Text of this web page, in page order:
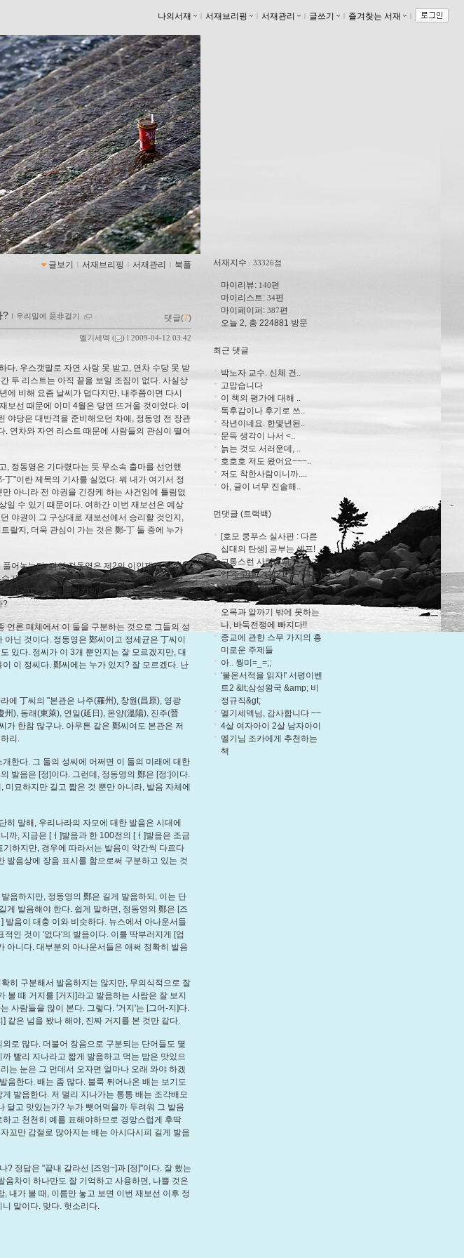
나의서재 ｌ 서재브리핑 ｌ 서재관리 ｌ 글쓰기 ｌ 즐겨찾는 서재 ｌ
글보기 ｌ 서재브리핑 서재관리 북플
? ｌ 우리말에 是非걸기 댓글(7)
멜기세덱 ( ) l 2009-04-12 03:42
다. 우스갯말로 자연 사랑 못 받고, 연차 수당 못 받
두 리스트는 아직 끝을 보일 조짐이 없다. 사실상
에 비해 요즘 날씨가 덥다지만, 내주쯤이면 다시
보선 때문에 이미 4월은 당연 뜨거울 것이었다. 이
야당은 대반격을 준비해오던 차에, 정동영 전 장관
연차와 자연 리스트 때문에 사람들의 관심이 떨어
, 정동영은 기다렸다는 듯 무소속 출마를 선언했
"이란 제목의 기사를 실었다. 뭐 내가 여기서 정
아니라 전 야권을 긴장케 하는 사건임에 틀림없
일 수 있기 때문이다. 여하간 이번 재보선은 예상
야권이 그 구상대로 재보선에서 승리할 것인지,
릴지, 더욱 관심이 가는 것은 鄭-丁 둘 중에 누가
어놓는다. 과연 정동영은 제2의 이인제가 될 것인
가 통할 것인가? 등등. 이번 재보선 결과에 따라
이 크다. 두 거물 정치인의 향후 정치생명이 걸렸
?
언론 매체에서 이 둘을 구분하는 것으로 그들의 성
닌 것이다. 정동영은 鄭씨이고 정세균은 丁씨이
있다. 정씨가 이 3개 뿐인지는 잘 모르겠지만, 대
이 정씨다. 鄭씨에는 누가 있지? 잘 모르겠다. 난
에 丁씨의 "본관은 나주(羅州), 창원(昌原), 영광
), 동래(東萊), 연일(延日), 온양(溫陽), 진주(晉
가 한참 많구나. 아무튼 같은 鄭씨여도 본관은 저
리.
한다. 그 둘의 성씨에 어쩌면 이 둘의 미래에 대한
발음은 [정]이다. 그런데, 정동영의 鄭은 [정:]이다.
묘하지만 길고 짧은 것 뿐만 아니라, 발음 자체에
히 말해, 우리나라의 자모에 대한 발음은 시대에
까, 지금은 [ㅓ]발음과 한 100전의 [ㅓ]발음은 조금
하지만, 경우에 따라서는 발음이 약간씩 다르다
발음상에 장음 표시를 함으로써 구분하고 있는 것
음하지만, 정동영의 鄭은 길게 발음하되, 이는 단
게 발음해야 한다. 쉽게 말하면, 정동영의 鄭은 [즈
발음이 대충 이와 비슷하다. 뉴스에서 아나운서들
인 것이 '없다'의 발음이다. 이를 딱부러지게 [업
아니다. 대부분의 아나운서들은 애써 정확히 발음
히 구분해서 발음하지는 않지만, 무의식적으로 잘
볼 때 거지를 [거지]라고 발음하는 사람은 잘 보지
사람들을 많이 본다. 그렇다. '거지'는 [그어-지]다.
같은 넘을 봤나 해야, 진짜 거지를 본 것만 같다.
로 많다. 더불어 장음으로 구분되는 단어들도 몇
빨리 지나라고 짧게 발음하고 먹는 밤은 맛있으
는 눈은 그 먼데서 오자면 얼마나 오래 와야 하겠
음한다. 배는 좀 많다. 불룩 튀어나온 배는 보기도
발음한다. 저 멀리 지나가는 통통 배는 조각배모
달고 맛있는가? 누가 뺏어먹을까 두려워 그 발음
고 천천히 예를 표해야하므로 경망스럽게 후딱
꼬만 갑절로 많아지는 배는 아시다시피 길게 발음
? 정답은 "끝내 갈라선 [즈엉~]과 [정]"이다. 잘 했는
차이 하나만도 잘 기억하고 사용하면, 나쁠 것은
내가 볼 때, 이름만 놓고 보면 이번 재보선 이후 정
말이다. 맞다. 헛소리다.
서재지수 : 33326점
마이리뷰: 140편
마이리스트: 34편
마이페이퍼: 387편
오늘 2, 총 224881 방문
최근 댓글
박노자 교수. 신체 건..
고맙습니다
이 책의 평가에 대해 ..
독후감이나 후기로 쓰..
작년이네요. 한몇년된..
문득 생각이 나서 <..
늙는 것도 서러운데, ..
호호호 저도 왔어요~~~..
저도 착한사람이니까....
아, 글이 너무 진솔해..
먼댓글 (트랙백)
[호모 쿵푸스 실사판 : 다른
십대의 탄생] 공부는 셀프!
고통스런 사람에게 병 주고
약 주고(한겨레21 제744호)
리뷰, 추천할만한게 있냐
구...
오목과 알까기 밖에 못하는
나, 바둑전쟁에 빠지다!!
종교에 관한 스무 가지의 흥
미로운 주제들
아.. 뭥미=_=;;
'불온서적을 읽자!' 서평이벤
트2 &lt;삼성왕국 &amp; 비
정규직&gt;
멜기세덱님, 감사합니다 ~~
4살 여자아이 2살 남자아이
멜기님 조카에게 추천하는
책